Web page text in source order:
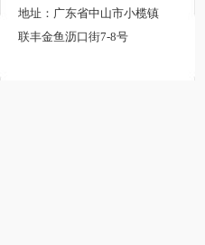
弱金属效果酒庄红色ABS免
喷涂塑料
地址：广东省中山市小榄镇
联丰金鱼沥口街7-8号